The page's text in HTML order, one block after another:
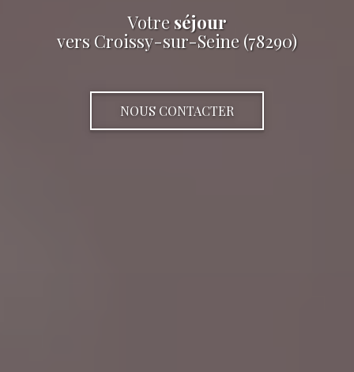
Votre séjour
vers Croissy-sur-Seine (78290)
NOUS CONTACTER